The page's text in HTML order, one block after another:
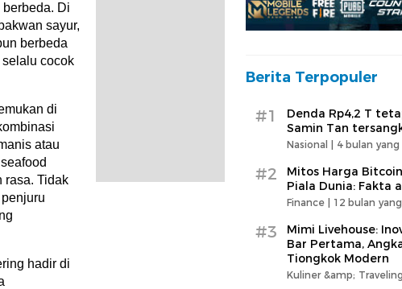
Di
sayur,
berbeda
selalu cocok
di
atau
rasa. Tidak
hadir di
Berita Terpopuler
#1
Denda Rp4,2 T
Samin Tan
Nasional | 4 bulan yang
#2
Mitos Harga
Piala Dunia: Fakta
Finance | 12 bulan
#3
Mimi Livehouse:
Bar Pertama,
Tiongkok Modern
Kuliner &amp;